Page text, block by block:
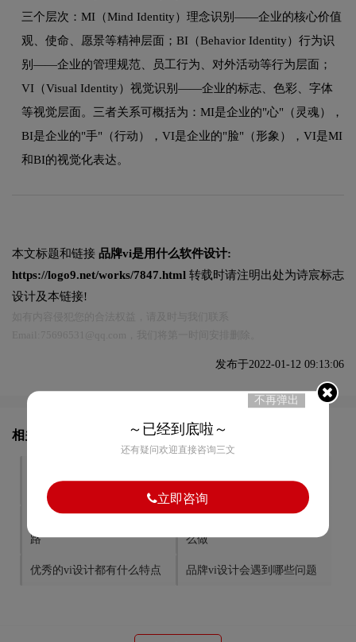
三个层次：MI（Mind Identity）理念识别——企业的核心价值
观、使命、愿景等精神层面；BI（Behavior Identity）行为识
别——企业的管理规范、员工行为、对外活动等行为层面；
VI（Visual Identity）视觉识别——企业的标志、色彩、字体
等视觉层面。三者关系可概括为：MI是企业的"心"（灵魂），
BI是企业的"手"（行动），VI是企业的"脸"（形象），VI是MI
和BI的视觉化表达。
本文标题和链接 品牌vi是用什么软件设计:
https://logo9.net/works/7847.html 转载时请注明出处为诗宸标志
设计及本链接!
发布于2022-01-12 09:13:06
相关文章推荐
路
么做
优秀的vi设计都有什么特点 品牌vi设计会遇到哪些问题
不再弹出
～已经到底啦～
还有疑问欢迎直接咨询三文
立即咨询